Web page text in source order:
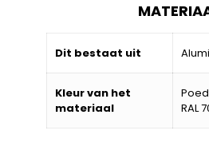
Dit bestaat uit
Kleur van het
materiaal
RAL